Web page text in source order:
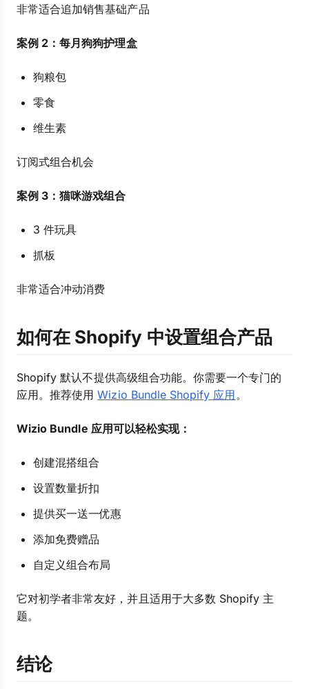
非常适合追加销售基础产品
案例 2：每月狗狗护理盒
狗粮包
零食
维生素
订阅式组合机会
案例 3：猫咪游戏组合
3 件玩具
抓板
非常适合冲动消费
如何在 Shopify 中设置组合产品
Shopify 默认不提供高级组合功能。你需要一个专门的
应用。推荐使用Wizio Bundle Shopify 应用。
Wizio Bundle 应用可以轻松实现：
创建混搭组合
设置数量折扣
提供买一送一优惠
添加免费赠品
自定义组合布局
它对初学者非常友好，并且适用于大多数 Shopify 主
题。
结论